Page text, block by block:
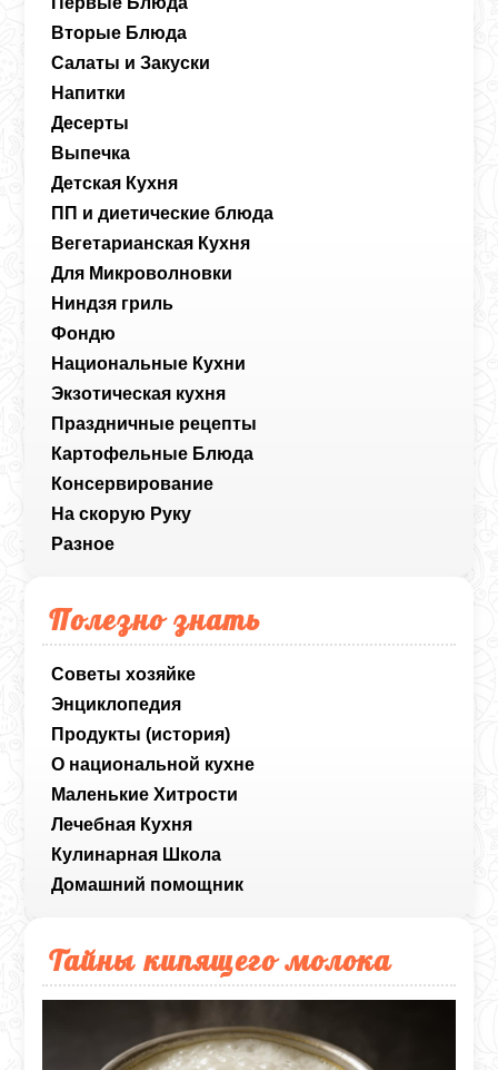
Вторые Блюда
Салаты и Закуски
Напитки
Десерты
Выпечка
Детская Кухня
ПП и диетические блюда
Вегетарианская Кухня
Для Микроволновки
Ниндзя гриль
Фондю
Национальные Кухни
Экзотическая кухня
Праздничные рецепты
Картофельные Блюда
Консервирование
На скорую Руку
Разное
Полезно знать
Советы хозяйке
Энциклопедия
Продукты (история)
О национальной кухне
Маленькие Хитрости
Лечебная Кухня
Кулинарная Школа
Домашний помощник
Тайны кипящего молока